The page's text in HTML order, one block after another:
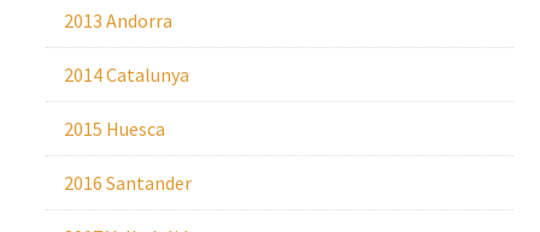
2013 Andorra
2014 Catalunya
2015 Huesca
2016 Santander